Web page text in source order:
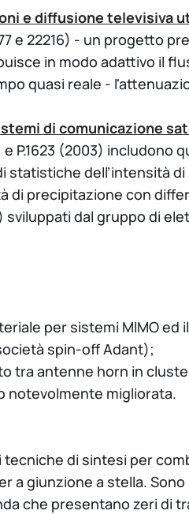
e diffusione televisiva
e 22216) - un progetto
in modo adattivo il
quasi reale -
di comunicazione
P.1623 (2003)
dell’intensità
di precipitazione con
dal gruppo di
per sistemi MIMO
spin-off Adant);
tra antenne horn in
notevolmente migliorata.
di sintesi per
a giunzione a stella.
che presentano zeri di